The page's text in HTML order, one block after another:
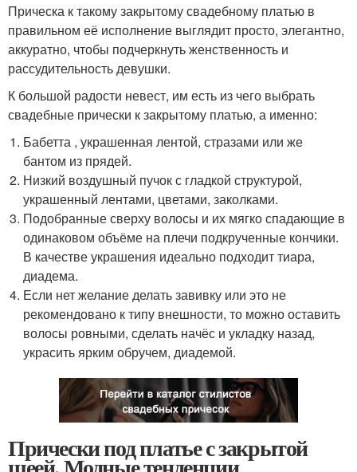
Прическа к такому закрытому свадебному платью в
правильном её исполнение выглядит просто, элегантно,
аккуратно, чтобы подчеркнуть женственность и
рассудительность девушки.
К большой радости невест, им есть из чего выбрать
свадебные прически к закрытому платью, а именно:
Бабетта , украшенная лентой, стразами или же
бантом из прядей.
Низкий воздушный пучок с гладкой структурой,
украшенный лентами, цветами, заколками.
Подобранные сверху волосы и их мягко спадающие в
одинаковом объёме на плечи подкрученные кончики.
В качестве украшения идеально подходит тиара,
диадема.
Если нет желание делать завивку или это не
рекомендовано к типу внешности, то можно оставить
волосы ровными, сделать начёс и укладку назад,
украсить ярким обручем, диадемой.
Прически под платье с закрытой